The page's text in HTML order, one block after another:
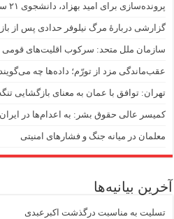
پرونده‌سازی برای امید بهزاد، دانشجوی ۲۱ ساله‌ای که اعدام شد
گزارشی دربارهٔ مرگ نیلوفر حدادی پس از
سازمان ملل متحد: سرکوب اقلیت‌های
عقب‌ماندگی مزد از تورّم؛ داده‌ها چه
تهران: توافق با عمان به معنای بازگشایی
کمیسر عالی حقوق بشر: به اعدام‌ها در
معلمان در میانه جنگ و فشارهای امنیتی
آخرین بیانیه‌ها
تسلیت به مناسبت درگذشت اکبرعبدی